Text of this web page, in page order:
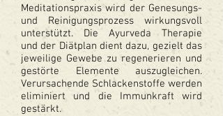
Meditationspraxis wird der Genesungs-
und Reinigungsprozess wirkungsvoll
unterstützt. Die Ayurveda Therapie
und der Diätplan dient dazu, gezielt das
jeweilige Gewebe zu regenerieren und
gestörte Elemente auszugleichen.
Verursachende Schlackenstoffe werden
eliminiert und die Immunkraft wird
gestärkt.